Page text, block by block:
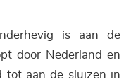
is aan de
door Nederland en
tot aan de sluizen in